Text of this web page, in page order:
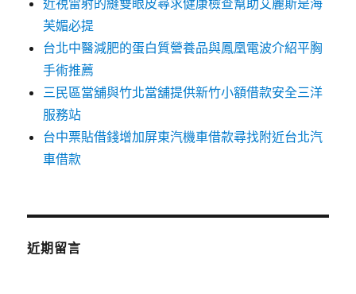
近視雷射的縫雙眼皮尋求健康檢查幫助艾麗斯是海
芙媚必提
台北中醫減肥的蛋白質營養品與鳳凰電波介紹平胸
手術推薦
三民區當舖與竹北當舖提供新竹小額借款安全三洋
服務站
台中票貼借錢增加屏東汽機車借款尋找附近台北汽
車借款
近期留言